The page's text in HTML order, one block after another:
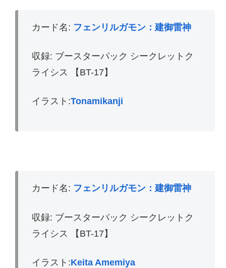
カード名: フェンリルガモン：建御雷神
収録: ブースターパック シークレットク
ライシス 【BT-17】
イラスト:Tonamikanji
カード名: フェンリルガモン：建御雷神
収録: ブースターパック シークレットク
ライシス 【BT-17】
イラスト:Keita Amemiya